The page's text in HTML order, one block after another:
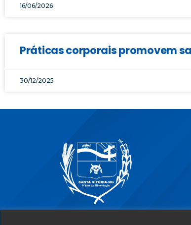
16/06/2026
Práticas corporais promovem
30/12/2025